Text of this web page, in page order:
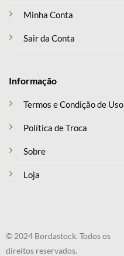
Minha Conta
Sair da Conta
Informação
Termos e Condição de Uso
Política de Troca
Sobre
Loja
© 2024 Bordastock. Todos os
direitos reservados.